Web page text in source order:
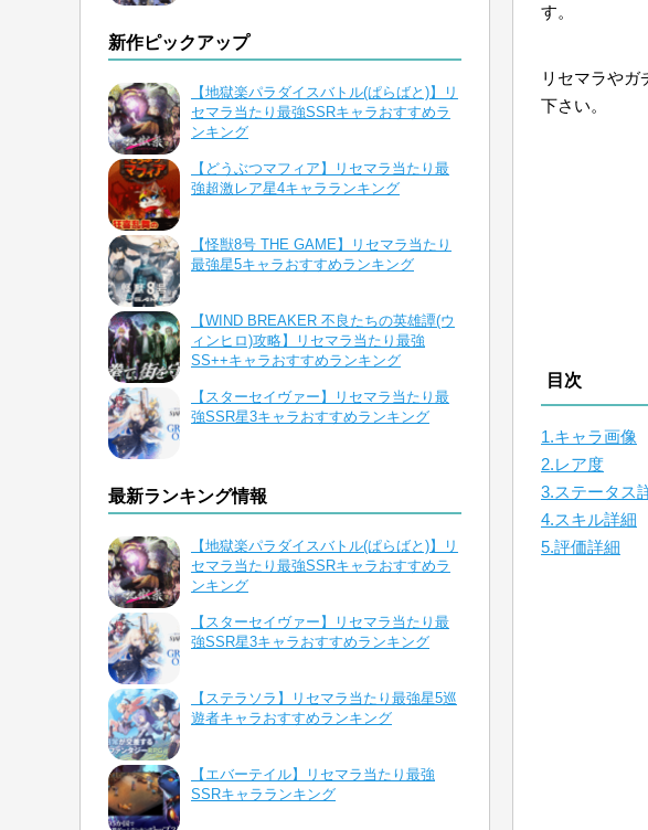
新作ピックアップ
【地獄楽パラダイスバトル(ぱらばと)】リ
セマラ当たり最強SSRキャラおすすめラ
ンキング
【どうぶつマフィア】リセマラ当たり最
強超激レア星4キャラランキング
【怪獣8号 THE GAME】リセマラ当たり
最強星5キャラおすすめランキング
【WIND BREAKER 不良たちの英雄譚(ウ
ィンヒロ)攻略】リセマラ当たり最強
SS++キャラおすすめランキング
【スターセイヴァー】リセマラ当たり最
強SSR星3キャラおすすめランキング
最新ランキング情報
【地獄楽パラダイスバトル(ぱらばと)】リ
セマラ当たり最強SSRキャラおすすめラ
ンキング
【スターセイヴァー】リセマラ当たり最
強SSR星3キャラおすすめランキング
【ステラソラ】リセマラ当たり最強星5巡
遊者キャラおすすめランキング
【エバーテイル】リセマラ当たり最強
SSRキャラランキング
す。
リセマラやガ
下さい。
目次
1.キャラ画像
2.レア度
3.ステータス
4.スキル詳細
5.評価詳細